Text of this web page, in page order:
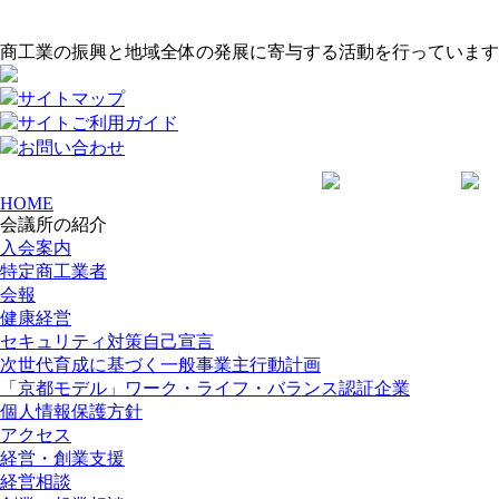
商工業の振興と地域全体の発展に寄与する活動を行っていま
サイトマップ
サイトご利用ガイド
お問い合わせ
HOME
会議所の紹介
入会案内
特定商工業者
会報
健康経営
セキュリティ対策自己宣言
次世代育成に基づく一般事業主行動計画
「京都モデル」ワーク・ライフ・バランス認証企業
個人情報保護方針
アクセス
経営・創業支援
経営相談